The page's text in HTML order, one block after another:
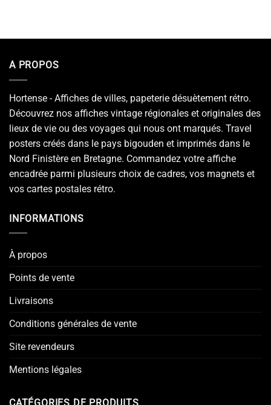
A PROPOS
Hortense - Affiches de villes, papeterie désuètement rétro.
Découvrez nos affiches vintage régionales et originales des
lieux de vie ou des voyages qui nous ont marqués. Travel
posters créés dans le pays bigouden et imprimés dans le
Nord Finistère en Bretagne. Commandez votre affiche
encadrée parmi plusieurs choix de cadres, vos magnets et
vos cartes postales rétro.
INFORMATIONS
À propos
Points de vente
Livraisons
Conditions générales de vente
Site revendeurs
Mentions légales